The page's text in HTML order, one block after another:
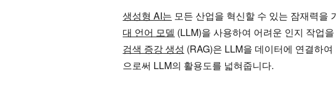
생성형 AI는 모든 산업을 혁신할 수 있는 잠재력을
대 언어 모델 (LLM)을 사용하여 어려운 인지 작업
검색 증강 생성 (RAG)은 LLM을 데이터에 연결하
으로써 LLM의 활용도를 넓혀줍니다.